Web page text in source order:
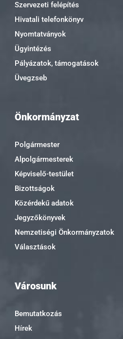
Szervezeti felépítés
Hivatali telefonkönyv
Nyomtatványok
Ügyintézés
Pályázatok, támogatások
Üvegzseb
Önkormányzat
Polgármester
Alpolgármesterek
Képviselő-testület
Bizottságok
Közérdekű adatok
Jegyzőkönyvek
Nemzetiségi Önkormányzatok
Választások
Városunk
Bemutatkozás
Hírek